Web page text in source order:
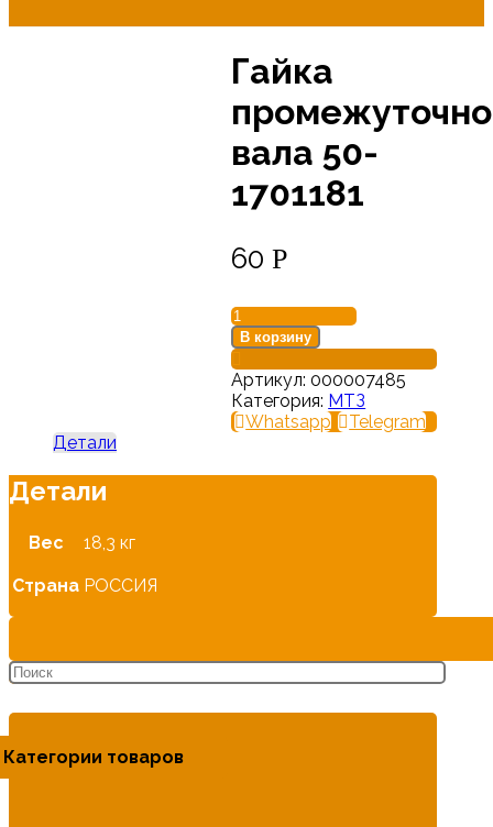
Гайка
вала 50-
1701181
60Р
Количество
товара
Гайка
промежуточного
вала
50-
1701181
В корзину
Артикул:000007485
Категория: МТЗ
Whatsapp
Telegram
Детали
Детали
Вес 18,3 кг
Страна РОССИЯ
Категории товаров